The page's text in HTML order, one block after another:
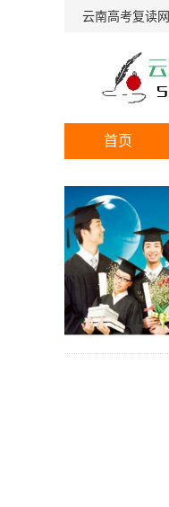
云南高考复读网
首页